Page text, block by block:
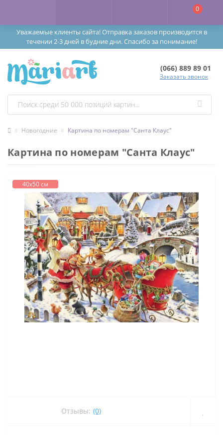
Уважаемые клиенты сайта! Отправка заказов производится в
течении 2-3 дней в будние дни. Спасибо за понимание!
0
(066) 889 89 01
Заказать звонок
Новогодние Картина по номерам "Санта Клаус"
Картина по номерам "Санта Клаус"
40х50 см
Отзывы: (0)